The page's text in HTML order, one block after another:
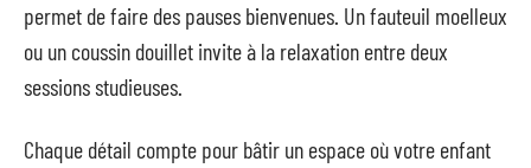
permet de faire des pauses bienvenues. Un fauteuil moelleux
ou un coussin douillet invite à la relaxation entre deux
sessions studieuses.
Chaque détail compte pour bâtir un espace où votre enfant